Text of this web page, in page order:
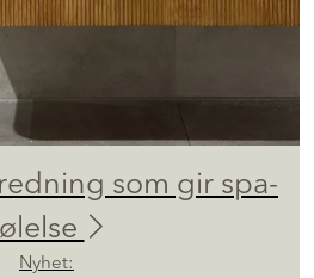
som gir spa-
Nyhet: